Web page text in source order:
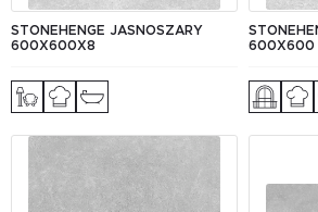
STONEHENGE JASNOSZARY
600X600X8
600X600